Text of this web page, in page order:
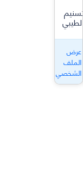
تسنيم
الطيبي
عرض
الملف
الشخصي